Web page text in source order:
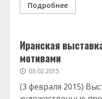
Подробнее
Иранская
мотивами
03.02.2015
(3 февраля 2015)